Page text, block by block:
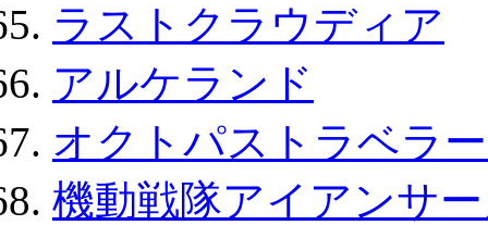
ラストクラウディア
アルケランド
オクトパストラベラ
機動戦隊アイアンサ